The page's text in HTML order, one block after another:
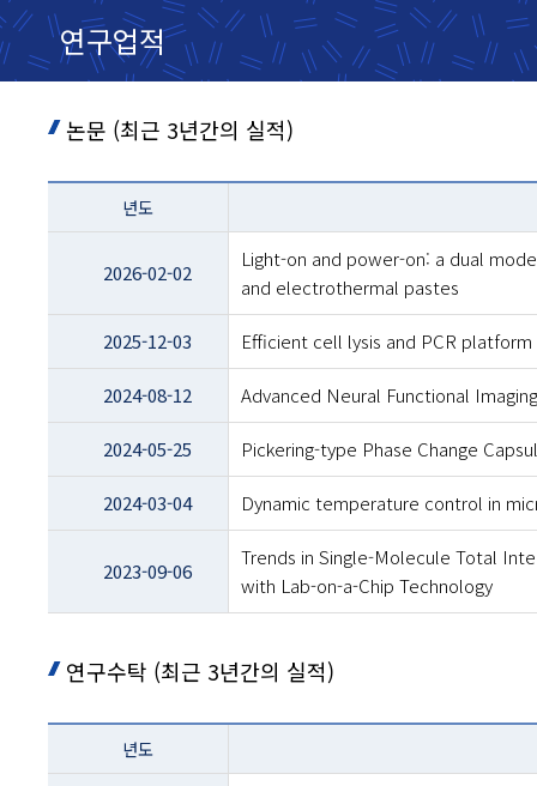
연구업적
논문 (최근 3년간의 실적)
제목
년도
2026-02-02
Light-on and power-on: a dual
and electrothermal pastes
2025-12-03 Efficient cell lysis and PCR
2024-08-12 Advanced Neural Functional
2024-05-25 Pickering-type Phase Change
2024-03-04 Dynamic temperature control in
2023-09-06
Trends in Single-Molecule Total
with Lab-on-a-Chip Technology
연구수탁 (최근 3년간의 실적)
년도